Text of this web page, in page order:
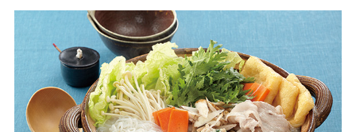
ヤマキ『めんつゆ』 ヤマキ 割烹白だし
おいしいレシピを探す
おいしいレシピトップ
主食レシピ
かつお節・だしを知る
だしの取り方
CM・キャンペーン
企業・採用情報